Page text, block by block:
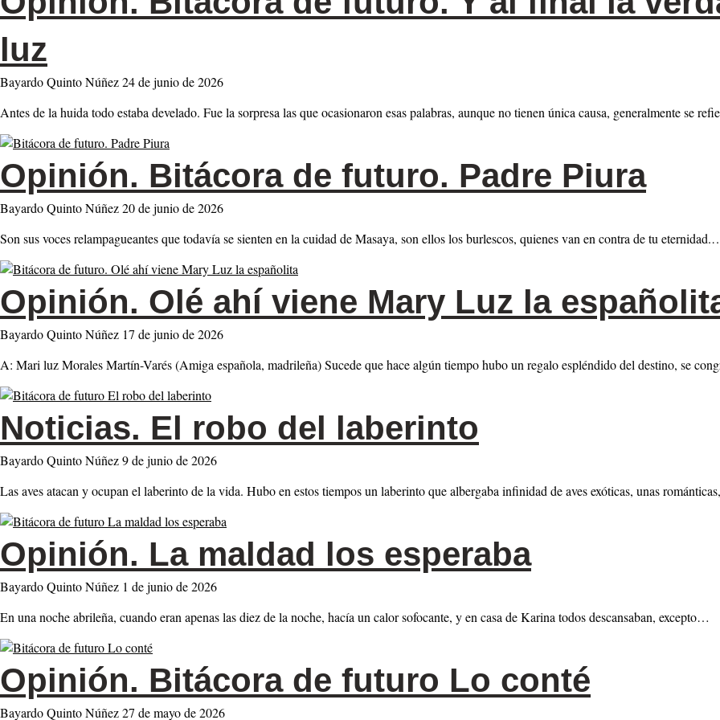
luz
Bayardo Quinto Núñez24 de junio de 2026
Antes de la huida todo estaba develado. Fue la sorpresa las que ocasionaron esas palabras, aunque no tienen única causa, generalmente se
Opinión. Bitácora de futuro. Padre Piura
Bayardo Quinto Núñez20 de junio de 2026
Son sus voces relampagueantes que todavía se sienten en la cuidad de Masaya, son ellos los burlescos, quienes van en contra de tu
Opinión. Olé ahí viene Mary Luz la
Bayardo Quinto Núñez 17 de junio de 2026
A: Mari luz Morales Martín-Varés (Amiga española, madrileña) Sucede que hace algún tiempo hubo un regalo espléndido del destino, se
Noticias. El robo del laberinto
Bayardo Quinto Núñez9 de junio de 2026
Las aves atacan y ocupan el laberinto de la vida. Hubo en estos tiempos un laberinto que albergaba infinidad de aves exóticas, unas
Opinión. La maldad los esperaba
Bayardo Quinto Núñez 1 de junio de 2026
En una noche abrileña, cuando eran apenas las diez de la noche, hacía un calor sofocante, y en casa de Karina todos descansaban, excepto…
Opinión. Bitácora de futuro Lo conté
Bayardo Quinto Núñez27 de mayo de 2026